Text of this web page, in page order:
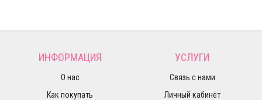
ИНФОРМАЦИЯ
О нас
Как покупать
УСЛУГИ
Связь с нами
Личный кабинет